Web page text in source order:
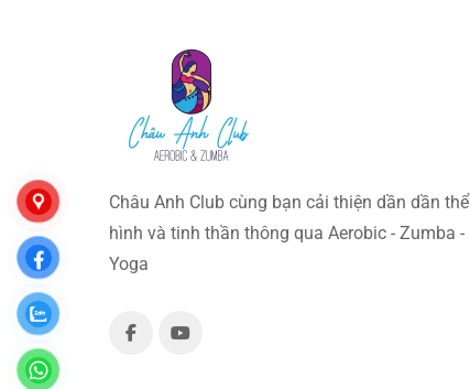
Châu Anh Club cùng bạn cải thiện dần dần thể
hình và tinh thần thông qua Aerobic - Zumba -
Yoga